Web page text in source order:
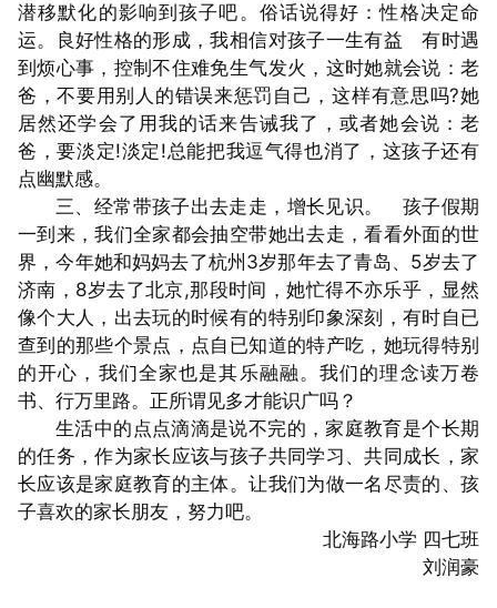
潜移默化的影响到孩子吧。俗话说得好：性格决定命
运。良好性格的形成，我相信对孩子一生有益 有时遇
到烦心事，控制不住难免生气发火，这时她就会说：老
爸，不要用别人的错误来惩罚自己，这样有意思吗?她
居然还学会了用我的话来告诫我了，或者她会说：老
爸，要淡定!淡定!总能把我逗气得也消了，这孩子还有
点幽默感。
三、经常带孩子出去走走，增长见识。 孩子假期
一到来，我们全家都会抽空带她出去走，看看外面的世
界，今年她和妈妈去了杭州3岁那年去了青岛、5岁去了
济南，8岁去了北京,那段时间，她忙得不亦乐乎，显然
像个大人，出去玩的时候有的特别印象深刻，有时自已
查到的那些个景点，点自已知道的特产吃，她玩得特别
的开心，我们全家也是其乐融融。我们的理念读万卷
书、行万里路。正所谓见多才能识广吗？
生活中的点点滴滴是说不完的，家庭教育是个长期
的任务，作为家长应该与孩子共同学习、共同成长，家
长应该是家庭教育的主体。让我们为做一名尽责的、孩
子喜欢的家长朋友，努力吧。
北海路小学 四七班
刘润豪